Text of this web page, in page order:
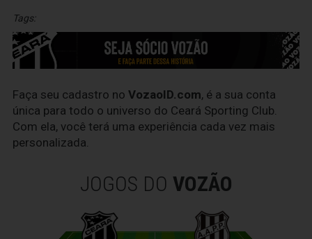
Tags:
Faça seu cadastro no VozaoID.com, é a sua conta
única para todo o universo do Ceará Sporting Club.
Com ela, você terá uma experiência cada vez mais
personalizada.
JOGOS DO VOZÃO